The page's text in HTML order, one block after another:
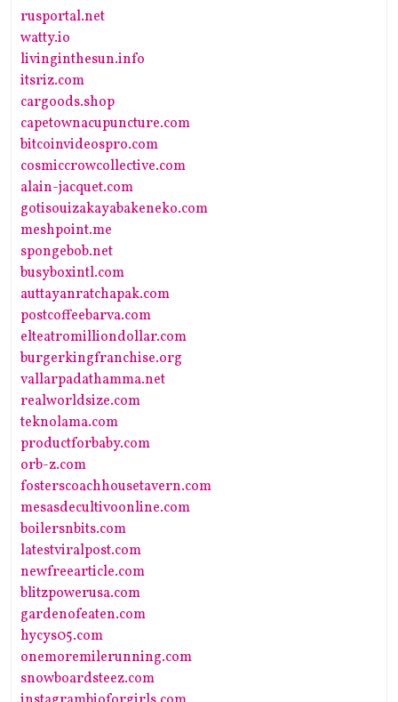
rusportal.net
watty.io
livinginthesun.info
itsriz.com
cargoods.shop
capetownacupuncture.com
bitcoinvideospro.com
cosmiccrowcollective.com
alain-jacquet.com
gotisouizakayabakeneko.com
meshpoint.me
spongebob.net
busyboxintl.com
auttayanratchapak.com
postcoffeebarva.com
elteatromilliondollar.com
burgerkingfranchise.org
vallarpadathamma.net
realworldsize.com
teknolama.com
productforbaby.com
orb-z.com
fosterscoachhousetavern.com
mesasdecultivoonline.com
boilersnbits.com
latestviralpost.com
newfreearticle.com
blitzpowerusa.com
gardenofeaten.com
hycys05.com
onemoremilerunning.com
snowboardsteez.com